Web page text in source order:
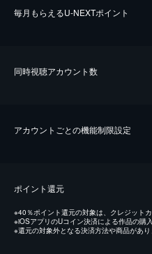
毎⽉もらえるU-NEXTポイント
同時視聴アカウント数
アカウントごとの機能制限設定
ポイント還元
※40％ポイント還元の対象は、クレジット
※iOSアプリのUコイン決済による作品の購
※還元の対象外となる決済方法や商品があ